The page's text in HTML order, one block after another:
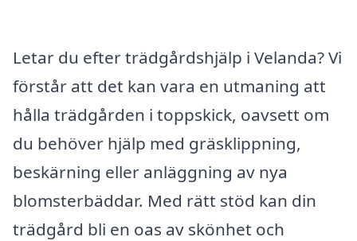
Letar du efter trädgårdshjälp i Velanda? Vi
förstår att det kan vara en utmaning att
hålla trädgården i toppskick, oavsett om
du behöver hjälp med gräsklippning,
beskärning eller anläggning av nya
blomsterbäddar. Med rätt stöd kan din
trädgård bli en oas av skönhet och